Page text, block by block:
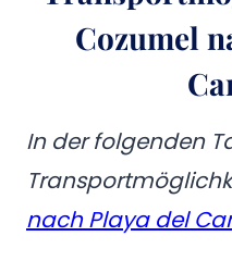
Cozumel
In der folgenden
nach Playa del